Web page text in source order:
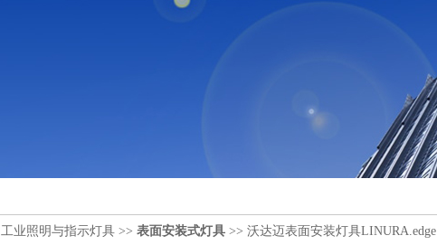
工业照明与指示灯具 >> 表面安装式灯具 >> 沃达迈表面安装灯具LINURA.edge